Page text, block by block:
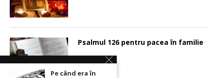
Psalmul 126 pentru pacea în familie
Pe când era în